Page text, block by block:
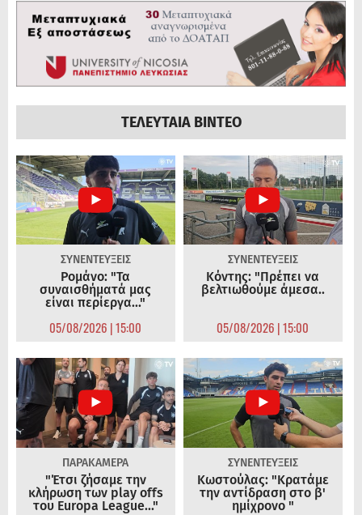
ΤΕΛΕΥΤΑΙΑ ΒΙΝΤΕΟ
ΣΥΝΕΝΤΕΥΞΕΙΣ
Ρομάνο: "Τα
συναισθήματά μας
είναι περίεργα..."
05/08/2026 | 15:00
ΣΥΝΕΝΤΕΥΞΕΙΣ
Κόντης: "Πρέπει να
βελτιωθούμε άμεσα..
05/08/2026 | 15:00
ΠΑΡΑΚΑΜΕΡΑ
"Έτσι ζήσαμε την
κλήρωση των play offs
του Europa League..."
ΣΥΝΕΝΤΕΥΞΕΙΣ
Κωστούλας: "Κρατάμε
την αντίδραση στο β'
ημίχρονο "